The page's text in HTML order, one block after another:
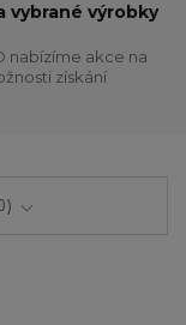
vybrané výrobky
nabízíme akce na
získání